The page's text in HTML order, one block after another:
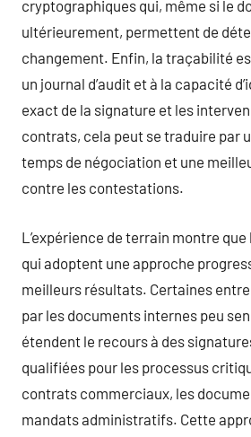
cryptographiques qui, même si le
ultérieurement, permettent de
changement. Enfin, la traçabilité
un journal d’audit et à la capacité
exact de la signature et les
contrats, cela peut se traduire par
temps de négociation et une
contre les contestations.
L’expérience de terrain montre
qui adoptent une approche
meilleurs résultats. Certaines
par les documents internes peu
étendent le recours à des
qualifiées pour les processus
contrats commerciaux, les
mandats administratifs. Cette